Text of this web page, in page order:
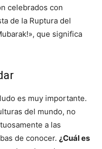
celebrados con
de la Ruptura del
que significa
es muy importante.
del mundo, no
a las
de conocer. ¿Cuál es